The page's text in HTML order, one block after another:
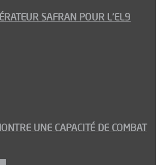
SAFRAN POUR L’EL9
UNE CAPACITÉ DE COMBAT